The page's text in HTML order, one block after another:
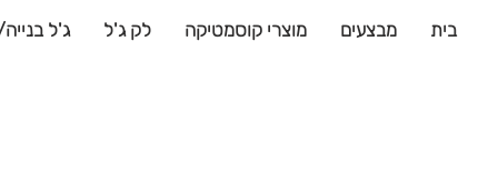
בית מבצעים מוצרי קוסמטיקה לק ג'ל ג'ל